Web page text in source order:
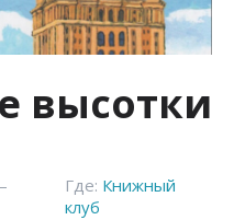
высотки
Где: Книжный
клуб